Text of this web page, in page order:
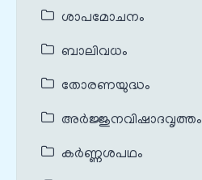
ശാപമോചനം
ബാലിവധം
തോരണയുദ്ധം
അർജ്ജുനവിഷാദവൃത്തം
കർണ്ണശപഥം